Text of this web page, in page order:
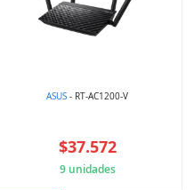
ASUS - RT-AC1200-V
$37.572
9 unidades